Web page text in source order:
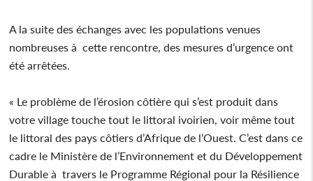
A la suite des échanges avec les populations venues
nombreuses à cette rencontre, des mesures d’urgence ont
été arrêtées.
« Le problème de l’érosion côtière qui s’est produit dans
votre village touche tout le littoral ivoirien, voir même tout
le littoral des pays côtiers d’Afrique de l’Ouest. C’est dans ce
cadre le Ministère de l’Environnement et du Développement
Durable à travers le Programme Régional pour la Résilience